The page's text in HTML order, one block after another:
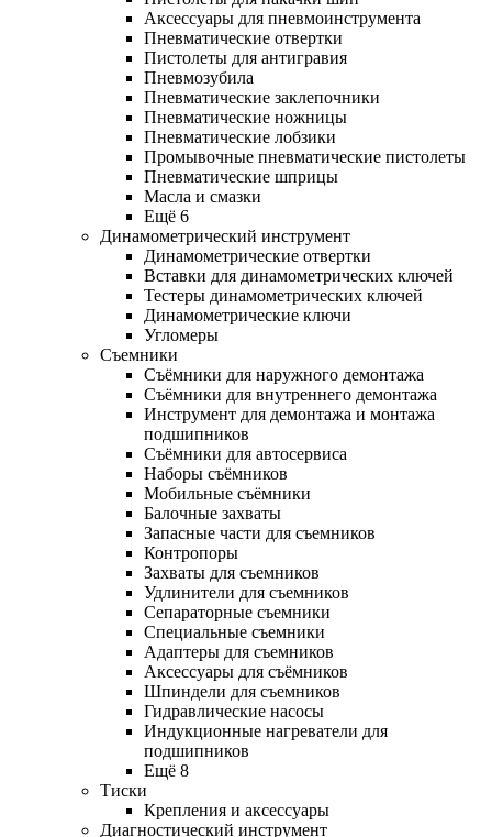
Аксессуары для пневмоинструмента
Пневматические отвертки
Пистолеты для антигравия
Пневмозубила
Пневматические заклепочники
Пневматические ножницы
Пневматические лобзики
Промывочные пневматические пистолеты
Пневматические шприцы
Масла и смазки
Ещё 6
Динамометрический инструмент
Динамометрические отвертки
Вставки для динамометрических ключей
Тестеры динамометрических ключей
Динамометрические ключи
Угломеры
Съемники
Съёмники для наружного демонтажа
Съёмники для внутреннего демонтажа
Инструмент для демонтажа и монтажа
подшипников
Съёмники для автосервиса
Наборы съёмников
Мобильные съёмники
Балочные захваты
Запасные части для съемников
Контропоры
Захваты для съемников
Удлинители для съемников
Сепараторные съемники
Специальные съемники
Адаптеры для съемников
Аксессуары для съёмников
Шпиндели для съемников
Гидравлические насосы
Индукционные нагреватели для
подшипников
Ещё 8
Тиски
Крепления и аксессуары
Диагностический инструмент